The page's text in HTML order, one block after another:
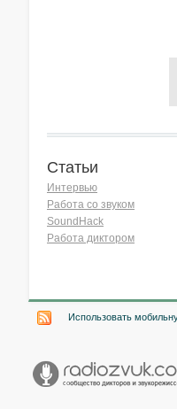
Статьи
Интервью
Работа со звуком
SoundHack
Работа диктором
Использовать